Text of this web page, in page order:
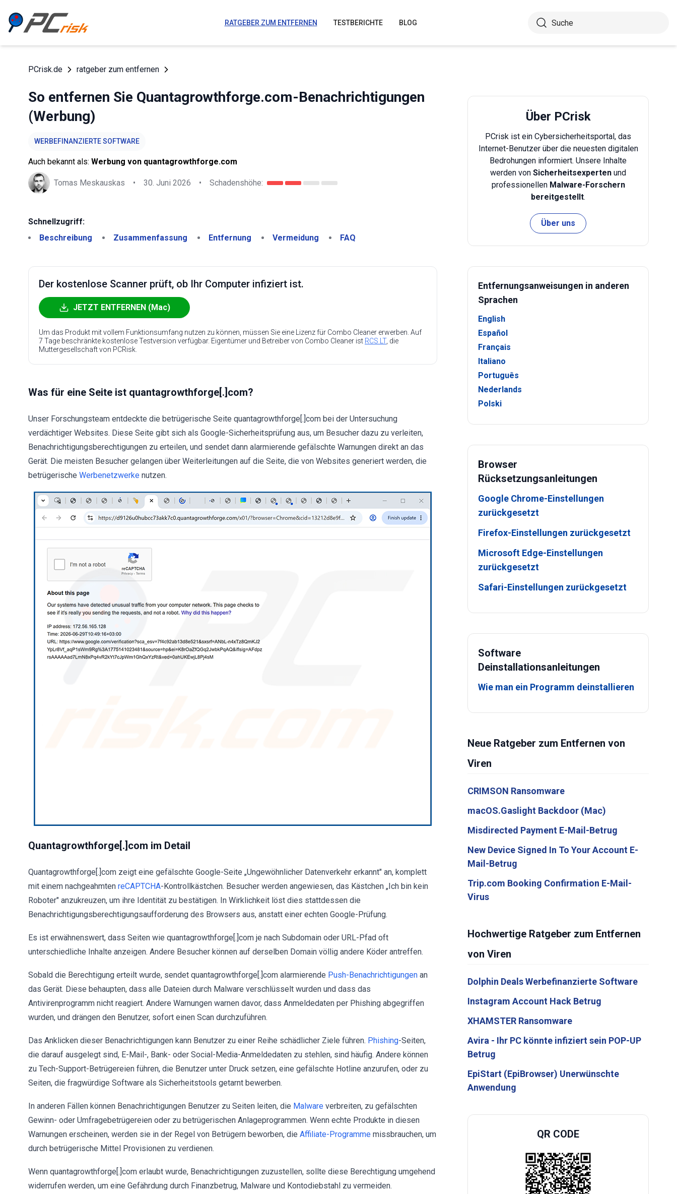
RATGEBER ZUM ENTFERNEN TESTBERICHTE BLOG
PCrisk.de ratgeber zum entfernen
So entfernen Sie Quantagrowthforge.com-Benachrichtigungen
(Werbung)
WERBEFINANZIERTE SOFTWARE
Auch bekannt als: Werbung von quantagrowthforge.com
Tomas Meskauskas • 30. Juni 2026 • Schadenshöhe:
Schnellzugriff:
Beschreibung
Zusammenfassung Entfernung Vermeidung FAQ
Der kostenlose Scanner prüft, ob Ihr Computer infiziert ist.
JETZT ENTFERNEN (Mac)
Um das Produkt mit vollem Funktionsumfang nutzen zu können, müssen Sie eine Lizenz für Combo Cleaner erwerben. Auf
7 Tage beschränkte kostenlose Testversion verfügbar. Eigentümer und Betreiber von Combo Cleaner ist RCS LT, die
Muttergesellschaft von PCRisk.
Was für eine Seite ist quantagrowthforge[.]com?
Unser Forschungsteam entdeckte die betrügerische Seite quantagrowthforge[.]com bei der Untersuchung
verdächtiger Websites. Diese Seite gibt sich als Google-Sicherheitsprüfung aus, um Besucher dazu zu verleiten,
Benachrichtigungsberechtigungen zu erteilen, und sendet dann alarmierende gefälschte Warnungen direkt an das
Gerät. Die meisten Besucher gelangen über Weiterleitungen auf die Seite, die von Websites generiert werden, die
betrügerische Werbenetzwerke nutzen.
Quantagrowthforge[.]com im Detail
Quantagrowthforge[.]com zeigt eine gefälschte Google-Seite „Ungewöhnlicher Datenverkehr erkannt" an, komplett
mit einem nachgeahmten reCAPTCHA-Kontrollkästchen. Besucher werden angewiesen, das Kästchen „Ich bin kein
Roboter" anzukreuzen, um ihre Identität zu bestätigen. In Wirklichkeit löst dies stattdessen die
Benachrichtigungsberechtigungsaufforderung des Browsers aus, anstatt einer echten Google-Prüfung.
Es ist erwähnenswert, dass Seiten wie quantagrowthforge[.]com je nach Subdomain oder URL-Pfad oft
unterschiedliche Inhalte anzeigen. Andere Besucher können auf derselben Domain völlig andere Köder antreffen.
Sobald die Berechtigung erteilt wurde, sendet quantagrowthforge[.]com alarmierende Push-Benachrichtigungen an
das Gerät. Diese behaupten, dass alle Dateien durch Malware verschlüsselt wurden und dass das
Antivirenprogramm nicht reagiert. Andere Warnungen warnen davor, dass Anmeldedaten per Phishing abgegriffen
wurden, und drängen den Benutzer, sofort einen Scan durchzuführen.
Das Anklicken dieser Benachrichtigungen kann Benutzer zu einer Reihe schädlicher Ziele führen. Phishing-Seiten,
die darauf ausgelegt sind, E-Mail-, Bank- oder Social-Media-Anmeldedaten zu stehlen, sind häufig. Andere können
zu Tech-Support-Betrügereien führen, die Benutzer unter Druck setzen, eine gefälschte Hotline anzurufen, oder zu
Seiten, die fragwürdige Software als Sicherheitstools getarnt bewerben.
In anderen Fällen können Benachrichtigungen Benutzer zu Seiten leiten, die Malware verbreiten, zu gefälschten
Gewinn- oder Umfragebetrügereien oder zu betrügerischen Anlageprogrammen. Wenn echte Produkte in diesen
Warnungen erscheinen, werden sie in der Regel von Betrügern beworben, die Affiliate-Programme missbrauchen, um
durch betrügerische Mittel Provisionen zu verdienen.
Wenn quantagrowthforge[.]com erlaubt wurde, Benachrichtigungen zuzustellen, sollte diese Berechtigung umgehend
widerrufen werden, um eine Gefährdung durch Finanzbetrug, Malware und Kontodiebstahl zu vermeiden.
Über PCrisk
PCrisk ist ein Cybersicherheitsportal, das
Internet-Benutzer über die neuesten digitalen
Bedrohungen informiert. Unsere Inhalte
werden von Sicherheitsexperten und
professionellen Malware-Forschern
bereitgestellt.
Über uns
Entfernungsanweisungen in anderen
Sprachen
English
Español
Français
Italiano
Português
Nederlands
Polski
Browser
Rücksetzungsanleitungen
Google Chrome-Einstellungen
zurückgesetzt
Firefox-Einstellungen zurückgesetzt
Microsoft Edge-Einstellungen
zurückgesetzt
Safari-Einstellungen zurückgesetzt
Software
Deinstallationsanleitungen
Wie man ein Programm deinstallieren
Neue Ratgeber zum Entfernen von
Viren
CRIMSON Ransomware
macOS.Gaslight Backdoor (Mac)
Misdirected Payment E-Mail-Betrug
New Device Signed In To Your Account E-
Mail-Betrug
Trip.com Booking Confirmation E-Mail-
Virus
Hochwertige Ratgeber zum Entfernen
von Viren
Dolphin Deals Werbefinanzierte Software
Instagram Account Hack Betrug
XHAMSTER Ransomware
Avira - Ihr PC könnte infiziert sein POP-UP
Betrug
EpiStart (EpiBrowser) Unerwünschte
Anwendung
QR CODE